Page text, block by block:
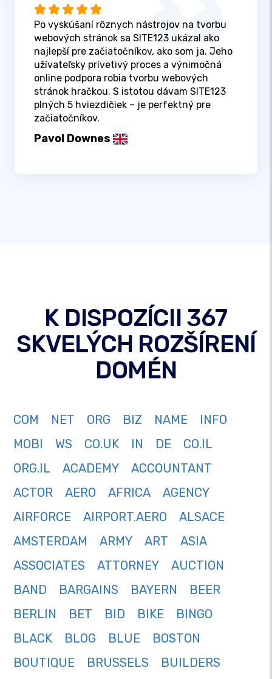
Po vyskúšaní rôznych nástrojov na tvorbu
webových stránok sa SITE123 ukázal ako
najlepší pre začiatočníkov, ako som ja. Jeho
užívateľsky prívetivý proces a výnimočná
online podpora robia tvorbu webových
stránok hračkou. S istotou dávam SITE123
plných 5 hviezdičiek – je perfektný pre
začiatočníkov.
Pavol Downes
K DISPOZÍCII 367
SKVELÝCH ROZŠÍRENÍ
DOMÉN
COM NET ORG BIZ NAME
INFO
MOBI
WS CO.UK IN DE
CO.IL
ORG.IL
ACADEMY
ACCOUNTANT
ACTOR
AERO AFRICA
AGENCY
AIRFORCE
AIRPORT.AERO
ALSACE
AMSTERDAM
ARMY ART
ASIA
ASSOCIATES
ATTORNEY
AUCTION
BAND
BARGAINS BAYERN
BEER
BERLIN
BET BID BIKE
BINGO
BLACK
BLOG BLUE
BOSTON
BOUTIQUE
BRUSSELS
BUILDERS